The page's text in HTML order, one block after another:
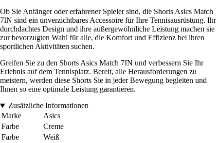
Ob Sie Anfänger oder erfahrener Spieler sind, die Shorts Asics Match
7IN sind ein unverzichtbares Accessoire für Ihre Tennisausrüstung. Ihr
durchdachtes Design und ihre außergewöhnliche Leistung machen sie
zur bevorzugten Wahl für alle, die Komfort und Effizienz bei ihren
sportlichen Aktivitäten suchen.
Greifen Sie zu den Shorts Asics Match 7IN und verbessern Sie Ihr
Erlebnis auf dem Tennisplatz. Bereit, alle Herausforderungen zu
meistern, werden diese Shorts Sie in jeder Bewegung begleiten und
Ihnen so eine optimale Leistung garantieren.
Zusätzliche Informationen
Marke
Asics
Farbe
Creme
Farbe
Weiß